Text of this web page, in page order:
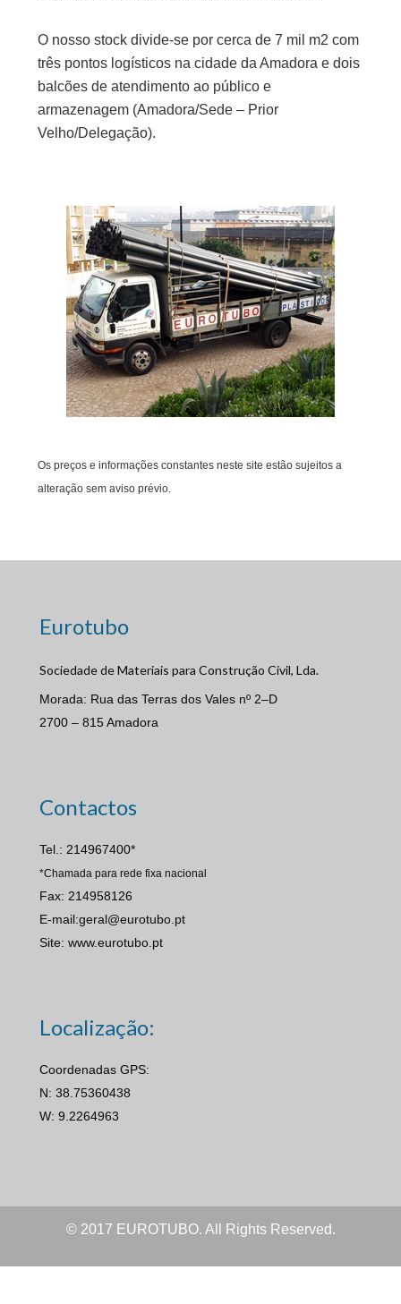
O nosso stock divide-se por cerca de 7 mil m2 com
três pontos logísticos na cidade da Amadora e dois
balcões de atendimento ao público e
armazenagem (Amadora/Sede – Prior
Velho/Delegação).
Os preços e informações constantes neste site estão sujeitos a
alteração sem aviso prévio.
Eurotubo
Sociedade de Materiais para Construção Civil, Lda.
Morada: Rua das Terras dos Vales nº 2–D
2700 – 815 Amadora
Contactos
Tel.: 214967400*
*Chamada para rede fixa nacional
Fax: 214958126
E-mail:geral@eurotubo.pt
Site: www.eurotubo.pt
Localização:
Coordenadas GPS:
N: 38.75360438
W: 9.2264963
© 2017 EUROTUBO. All Rights Reserved.